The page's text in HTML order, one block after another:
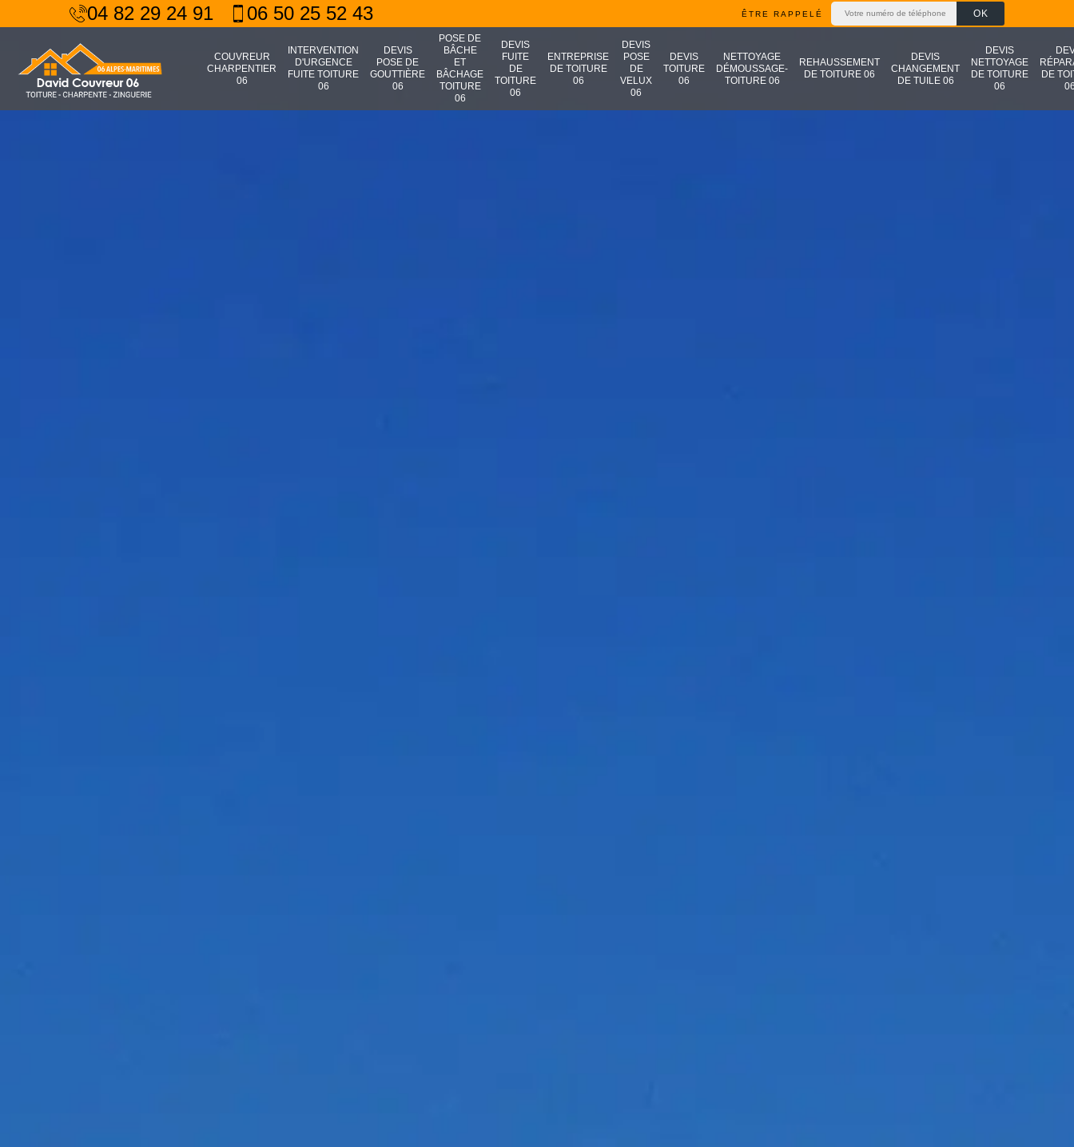
04 82 29 24 91 06 50 25 52 43 ÊTRE RAPPELÉ
COUVREUR
CHARPENTIER
06
INTERVENTION
D'URGENCE
FUITE TOITURE
06
DEVIS
POSE DE
GOUTTIÈRE
06
POSE DE
BÂCHE
ET
BÂCHAGE
TOITURE
06
DEVIS
FUITE
DE
TOITURE
06
ENTREPRISE
DE TOITURE
06
DEVIS
POSE
DE
VELUX
06
DEVIS
TOITURE
06
NETTOYAGE
DÉMOUSSAGE-
TOITURE 06
REHAUSSEMENT
DE TOITURE 06
DEVIS
CHANGEMENT
DE TUILE 06
DEVIS
NETTOYAGE
DE TOITURE
06
DE